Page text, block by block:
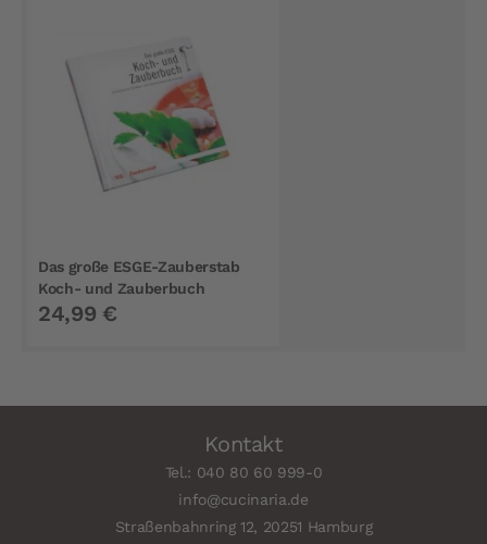
Das große ESGE-Zauberstab
Koch- und Zauberbuch
24,99 €
Kontakt
Tel.: 040 80 60 999-0
info@cucinaria.de
Straßenbahnring 12, 20251 Hamburg